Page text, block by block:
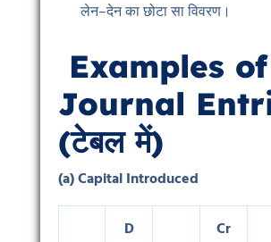
लेन–देन का छोटा सा विवरण।
Examples of
Journal
(टेबल में)
(a) Capital Introduced
D
Cr